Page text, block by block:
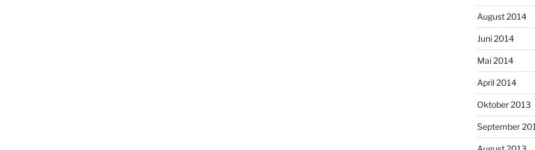
August 2014
Juni 2014
Mai 2014
April 2014
Oktober 2013
September